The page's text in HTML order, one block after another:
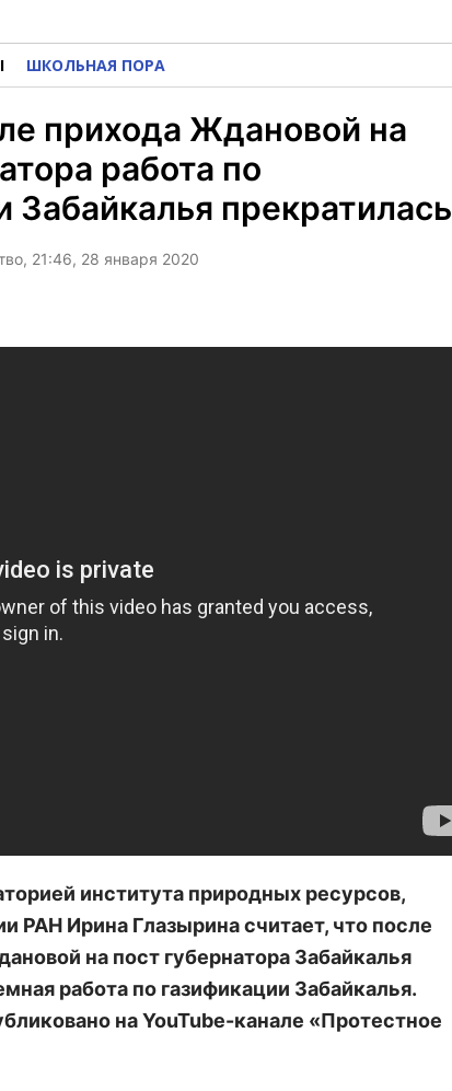
ШКОЛЬНАЯ ПОРА
прихода Ждановой на
работа по
Забайкалья прекратилась
21:46, 28 января 2020
института природных ресурсов,
РАН Ирина Глазырина считает, что поcле
на пост губернатора Забайкалья
работа по газификации Забайкалья.
на YouTube-канале «Протестное